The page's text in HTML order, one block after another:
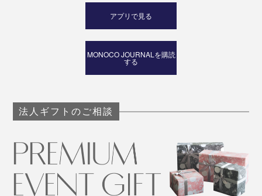
アプリで見る
MONOCO JOURNALを購読
する
法人ギフトのご相談